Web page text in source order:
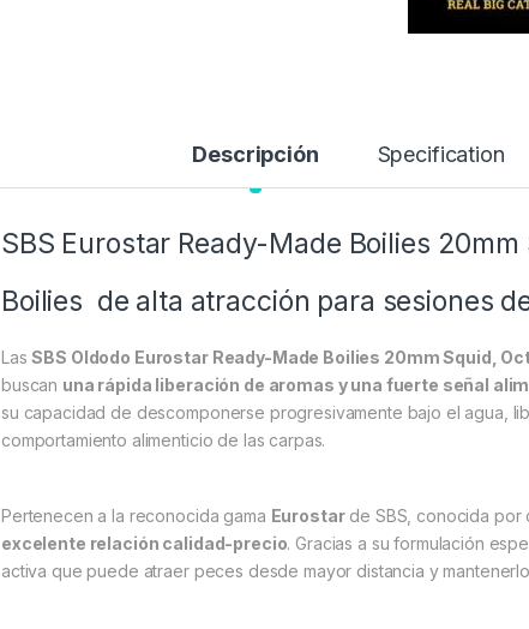
Descripción Specification
SBS Eurostar Ready-Made Boilies
Boilies de alta atracción para sesiones
LasSBS Oldodo Eurostar Ready-Made Boilies 20mm Squid,
buscan una rápida liberación de aromas y una fuerte señal
su capacidad de descomponerse progresivamente bajo el agua,
comportamiento alimenticio de las carpas.
Pertenecen a la reconocida gama Eurostarde SBS, conocida por
excelente relación calidad-precio. Gracias a su formulación
activa que puede atraer peces desde mayor distancia y